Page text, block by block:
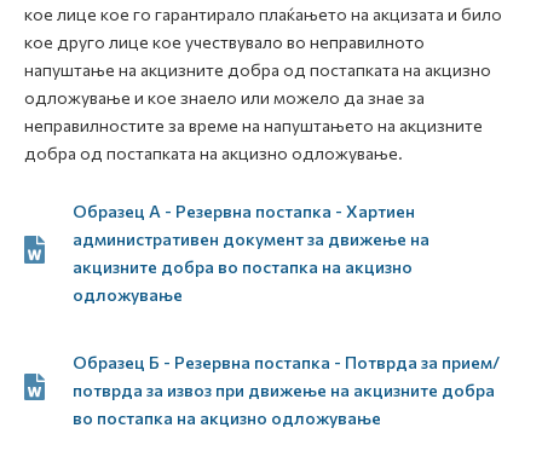
кое лице кое го гарантирало плаќањето на акцизата и било
кое друго лице кое учествувало во неправилното
напуштање на акцизните добра од постапката на акцизно
одложување и кое знаело или можело да знае за
неправилностите за време на напуштањето на акцизните
добра од постапката на акцизно одложување.
Образец А - Резервна постапка - Хартиен
административен документ за движење на
акцизните добра во постапка на акцизно
одложување
Образец Б - Резервна постапка - Потврда за прием/
потврда за извоз при движење на акцизните добра
во постапка на акцизно одложување